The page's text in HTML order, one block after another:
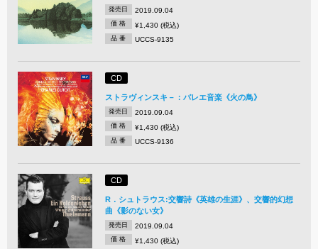
発売日 2019.09.04
価 格 ¥1,430 (税込)
品 番 UCCS-9135
CD
ストラヴィンスキ－：バレエ音楽《火の鳥》
発売日 2019.09.04
価 格 ¥1,430 (税込)
品 番 UCCS-9136
CD
R．シュトラウス:交響詩《英雄の生涯》、交響的幻想
曲《影のない女》
発売日 2019.09.04
価 格 ¥1,430 (税込)